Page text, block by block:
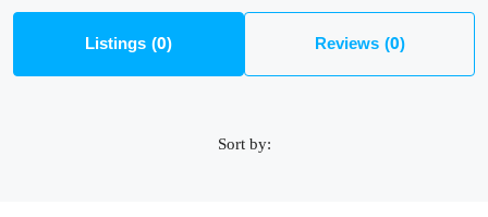
Listings (0) Reviews (0)
Sort by: